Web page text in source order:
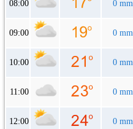
08:00 0 mm
09:00 0 mm
10:00 0 mm
11:00 0 mm
12:00 0 mm